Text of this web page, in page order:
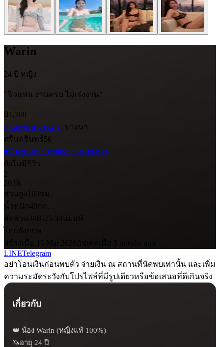
Warin
24 ปี หญิง
"ฟิวแฟน งานครบ ไม่เร่งงาน"
฿1,300
กรุงเทพมหานคร, บางนา
ศรีนครินทร์56
#รับงานกรุงเทพ#รับงานบางนา
ยังไม่มีรีวิว
2
26.9k
ส่วนสูง 160ซม.
น้ำหนัก48กก.
สัดส่วน 34B-25-34
นมแท้
ไทย
อังกฤษ
LINETelegram
อย่าโอนเงินก่อนพบตัว จ่ายเงิน ณ สถานที่นัดพบเท่านั้น และเพิ่ม
ความระมัดระวังกับโปรไฟล์ที่มีรูปเดียวหรือข้อเสนอที่ดีเกินจริง
เกี่ยวกับ
👑 น้อง Warin (หญิงแท้ 100%)
🦄อายุ 24 ปี